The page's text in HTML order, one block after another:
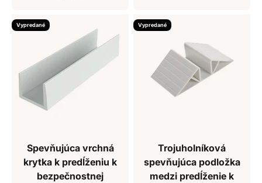
Vypredané
Spevňujúca vrchná
krytka k predĺženiu k
bezpečnostnej
Vypredané
Trojuholníková
spevňujúca podložka
medzi predĺženie k